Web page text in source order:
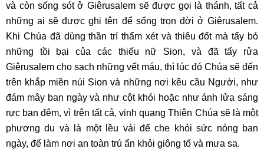
và còn sống sót ở Giêrusalem sẽ được gọi là thánh, tất cả
những ai sẽ được ghi tên để sống trọn đời ở Giêrusalem.
Khi Chúa đã dùng thần trí thẩm xét và thiêu đốt mà tẩy bỏ
những tồi bại của các thiếu nữ Sion, và đã tẩy rửa
Giêrusalem cho sạch những vết máu, thì lúc đó Chúa sẽ đến
trên khắp miền núi Sion và những nơi kêu cầu Người, như
đám mây ban ngày và như cột khói hoặc như ánh lửa sáng
rực ban đêm, vì trên tất cả, vinh quang Thiên Chúa sẽ là một
phương du và là một lều vải để che khỏi sức nóng ban
ngày, để làm nơi an toàn trú ẩn khỏi giông tố và mưa sa.